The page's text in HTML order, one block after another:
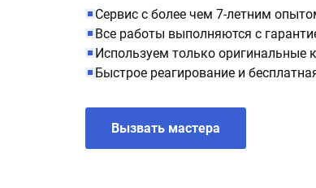
Сервис с более чем 7-летним
Все работы выполняются с
Используем только оригинальные
Быстрое реагирование и
Вызвать мастера